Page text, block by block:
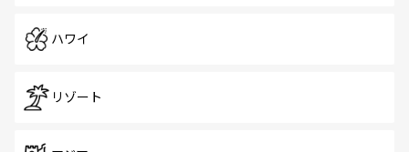
ハワイ
リゾート